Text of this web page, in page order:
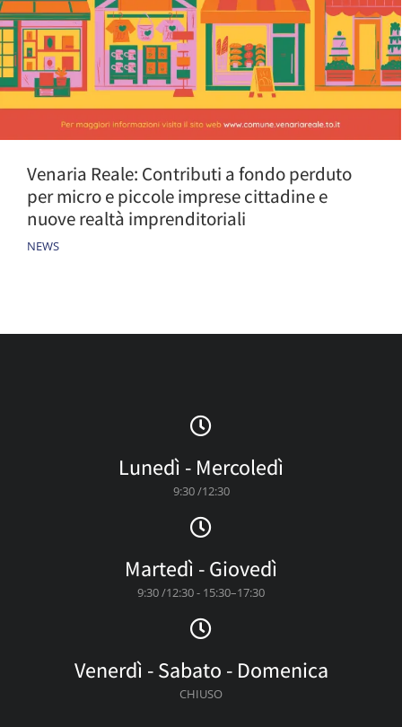
Venaria Reale: Contributi a fondo perduto
per micro e piccole imprese cittadine e
nuove realtà imprenditoriali
NEWS
Lunedì - Mercoledì
9:30 /12:30
Martedì - Giovedì
9:30 /12:30 - 15:30–17:30
Venerdì - Sabato - Domenica
CHIUSO